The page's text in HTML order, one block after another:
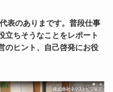
表のありまです。普段仕事
立ちそうなことをレポート
のヒント、自己啓発にお役